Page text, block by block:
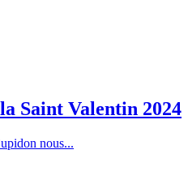
Saint Valentin 2024
nous...